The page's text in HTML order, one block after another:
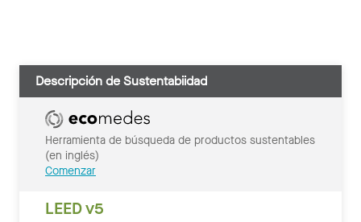
Descripción de Sustentabiidad
Herramienta de búsqueda de productos sustentables
(en inglés)
Comenzar
LEED v5